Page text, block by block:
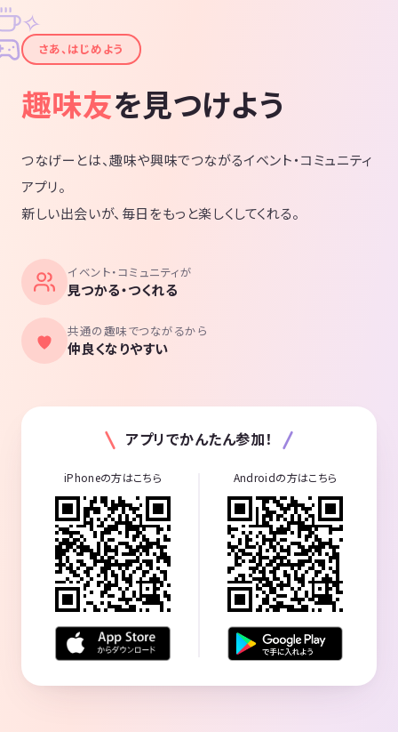
✦
✧
さあ、はじめよう
趣味友を見つけよう
つなげーとは、趣味や興味でつながるイベント・コミュニティ
アプリ。
新しい出会いが、毎日をもっと楽しくしてくれる。
イベント・コミュニティが
見つかる・つくれる
共通の趣味でつながるから
仲良くなりやすい
アプリでかんたん参加！
iPhoneの方はこちら Androidの方はこちら